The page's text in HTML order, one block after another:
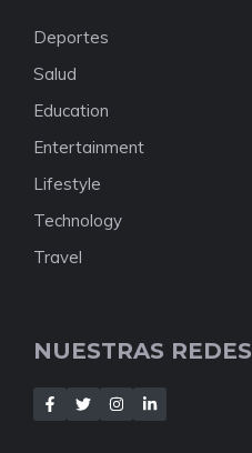
Deportes
Salud
Education
Entertainment
Lifestyle
Technology
Travel
NUESTRAS REDES